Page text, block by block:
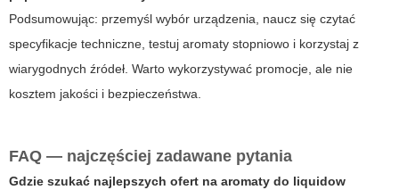
Podsumowując: przemyśl wybór urządzenia, naucz się czytać
specyfikacje techniczne, testuj aromaty stopniowo i korzystaj z
wiarygodnych źródeł. Warto wykorzystywać promocje, ale nie
kosztem jakości i bezpieczeństwa.
FAQ — najczęściej zadawane pytania
Gdzie szukać najlepszych ofert na aromaty do liquidow